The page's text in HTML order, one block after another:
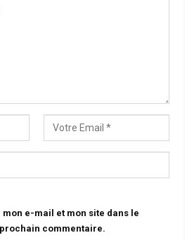
e-mail et mon site dans le
commentaire.